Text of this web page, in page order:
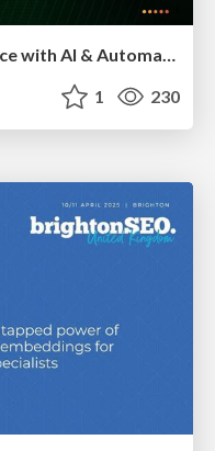
How to Grow Your eCommerce with AI & Automation
1 230